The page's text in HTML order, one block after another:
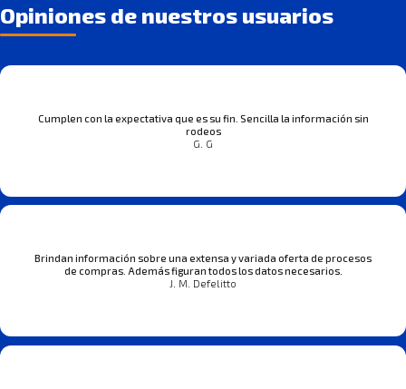
Opiniones de nuestros usuarios
Cumplen con la expectativa que es su fin. Sencilla la información sin
rodeos
G. G
Brindan información sobre una extensa y variada oferta de procesos
de compras. Además figuran todos los datos necesarios.
J. M. Defelitto